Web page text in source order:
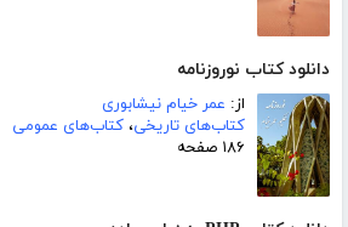
دانلود کتاب نوروزنامه
از: عمر خیام نیشابوری
کتاب‌های تاریخی، کتاب‌های عمومی
۱۸۶ صفحه